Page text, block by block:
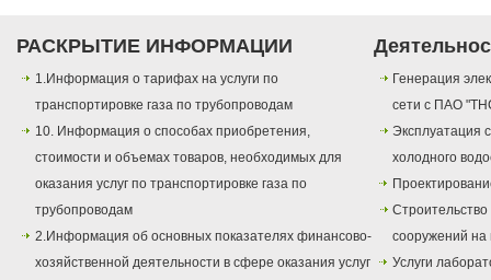
РАСКРЫТИЕ ИНФОРМАЦИИ
1.Информация о тарифах на услуги по
транспортировке газа по трубопроводам
10. Информация о способах приобретения,
стоимости и объемах товаров, необходимых для
оказания услуг по транспортировке газа по
трубопроводам
2.Информация об основных показателях финансово-
хозяйственной деятельности в сфере оказания услуг
Генерация
сети с ПАО
Эксплуатация
холодного
сооружений на
Услуги